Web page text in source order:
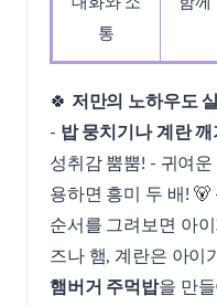
통
🍀 저만의 노하우도
- 밥 뭉치기나 계란 깨
성취감 뿜뿜! - 귀여
용하면 흥미 두 배!
순서를 그려보면 아
즈나 햄, 계란은 아이
햄버거 주먹밥을 만